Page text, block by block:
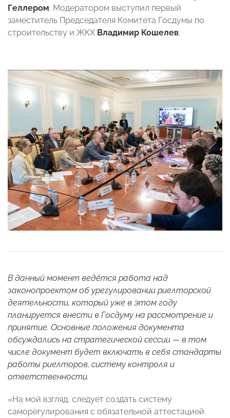
Геллером. Модератором выступил первый
заместитель Председателя Комитета Госдумы по
строительству и ЖКХ Владимир Кошелев.
В данный момент ведётся работа над
законопроектом об урегулировании риелторской
деятельности, который уже в этом году
планируется внести в Госдуму на рассмотрение и
принятие. Основные положения документа
обсуждались на стратегической сессии — в том
числе документ будет включать в себя стандарты
работы риелторов, систему контроля и
ответственности.
«На мой взгляд, следует создать систему
саморегулирования с обязательной аттестацией